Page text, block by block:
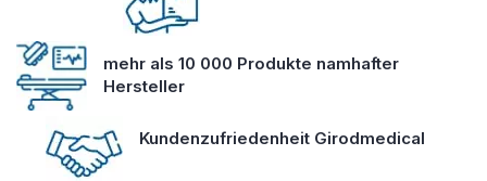
mehr als 10 000 Produkte namhafter
Hersteller
Kundenzufriedenheit Girodmedical